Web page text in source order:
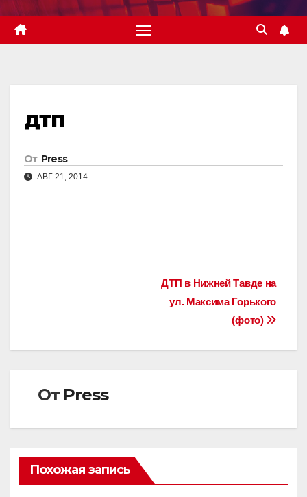
дтп
От Press
АВГ 21, 2014
записям
ДТП в Нижней Тавде на
ул. Максима Горького
(фото)
От Press
Похожая запись